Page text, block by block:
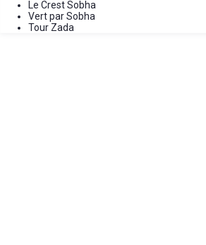
Le Crest Sobha
Vert par Sobha
Tour Zada